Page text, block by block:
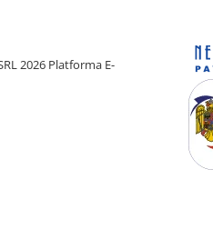
2026 Platforma E-